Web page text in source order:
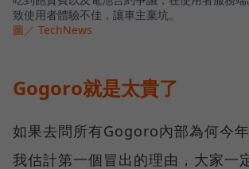
致使用者體驗不佳，讓車主棄坑。
圖／ TechNews
Gogoro就是太貴了
如果去問所有Gogoro內部為何今年
我估計第一個冒出的理由，大家一